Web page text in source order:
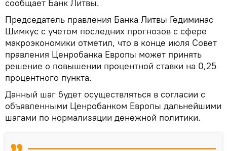
сообщает Банк Литвы.
Председатель правления Банка Литвы Гедиминас
Шимкус c учетом последних прогнозов с сфере
макроэкономики отметил, что в конце июля Совет
правления Ценробанка Европы может принять
решение о повышении процентной ставки на 0,25
процентного пункта.
Данный шаг будет осуществляться в согласии с
объявленными Ценробанком Европы дальнейшими
шагами по нормализации денежной политики.